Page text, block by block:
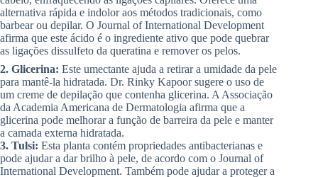
alternativa rápida e indolor aos métodos tradicionais, como
barbear ou depilar. O Journal of International Development
afirma que este ácido é o ingrediente ativo que pode quebrar
as ligações dissulfeto da queratina e remover os pelos.
2. Glicerina: Este umectante ajuda a retirar a umidade da pele
para mantê-la hidratada. Dr. Rinky Kapoor sugere o uso de
um creme de depilação que contenha glicerina. A Associação
da Academia Americana de Dermatologia afirma que a
glicerina pode melhorar a função de barreira da pele e manter
a camada externa hidratada.
3. Tulsi: Esta planta contém propriedades antibacterianas e
pode ajudar a dar brilho à pele, de acordo com o Journal of
International Development. Também pode ajudar a proteger a